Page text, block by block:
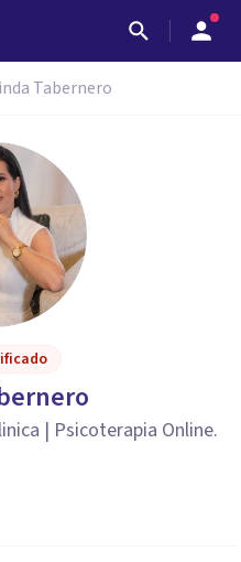
Tabernero
| Psicoterapia Online.